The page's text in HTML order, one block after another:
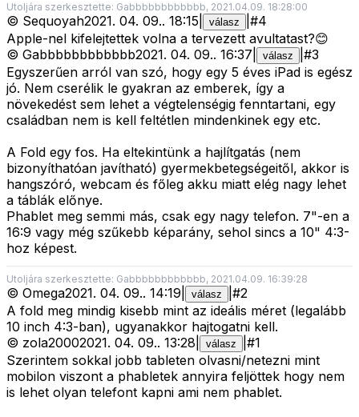
Utoljára szerkesztette: Gabbbbbbbbbbbb, 2021.04.09. 18:28:00
© Sequoyah2021. 04. 09.. 18:15 válasz #4
Apple-nel kifelejtettek volna a tervezett avultatast?😊
© Gabbbbbbbbbbbb2021. 04. 09.. 16:37 válasz #3
Egyszerűen arról van szó, hogy egy 5 éves iPad is egész
jó. Nem cserélik le gyakran az emberek, így a
növekedést sem lehet a végtelenségig fenntartani, egy
családban nem is kell feltétlen mindenkinek egy etc.
A Fold egy fos. Ha eltekintünk a hajlítgatás (nem
bizonyíthatóan javítható) gyermekbetegségeitől, akkor is
hangszóró, webcam és főleg akku miatt elég nagy lehet
a táblák előnye.
Phablet meg semmi más, csak egy nagy telefon. 7"-en a
16:9 vagy még szűkebb képarány, sehol sincs a 10" 4:3-
hoz képest.
Utoljára szerkesztette: Gabbbbbbbbbbbb, 2021.04.09. 16:39:28
© Omega2021. 04. 09.. 14:19 válasz #2
A fold meg mindig kisebb mint az ideális méret (legalább
10 inch 4:3-ban), ugyanakkor hajtogatni kell.
© zola20002021. 04. 09.. 13:28 válasz #1
Szerintem sokkal jobb tableten olvasni/netezni mint
mobilon viszont a phabletek annyira feljöttek hogy nem
is lehet olyan telefont kapni ami nem phablet.